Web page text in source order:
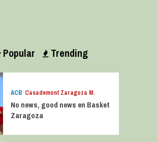
Popular Trending
ACB Casademont Zaragoza M.
No news, good news en Basket
Zaragoza